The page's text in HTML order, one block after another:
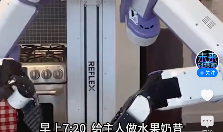
关注